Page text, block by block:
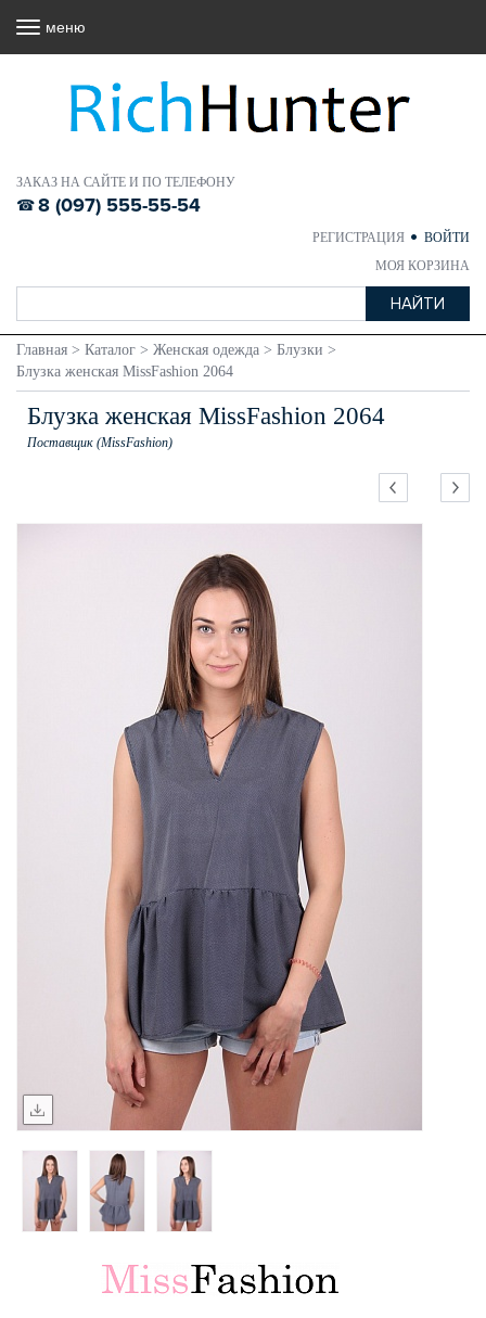
ЗАКАЗ НА САЙТЕ И ПО ТЕЛЕФОНУ
8 (097) 555-55-54
РЕГИСТРАЦИЯ
ВОЙТИ
МОЯ КОРЗИНА
меню
Главная > Каталог > Женская одежда > Блузки >
Блузка женская MissFashion 2064
Блузка женская MissFashion 2064
Поставщик (MissFashion)